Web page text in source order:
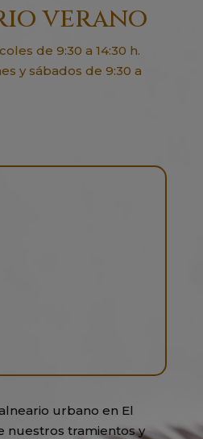
verano
de 9:30 a 14:30 h.
y sábados de 9:30 a
urbano en El
nuestros tramientos y